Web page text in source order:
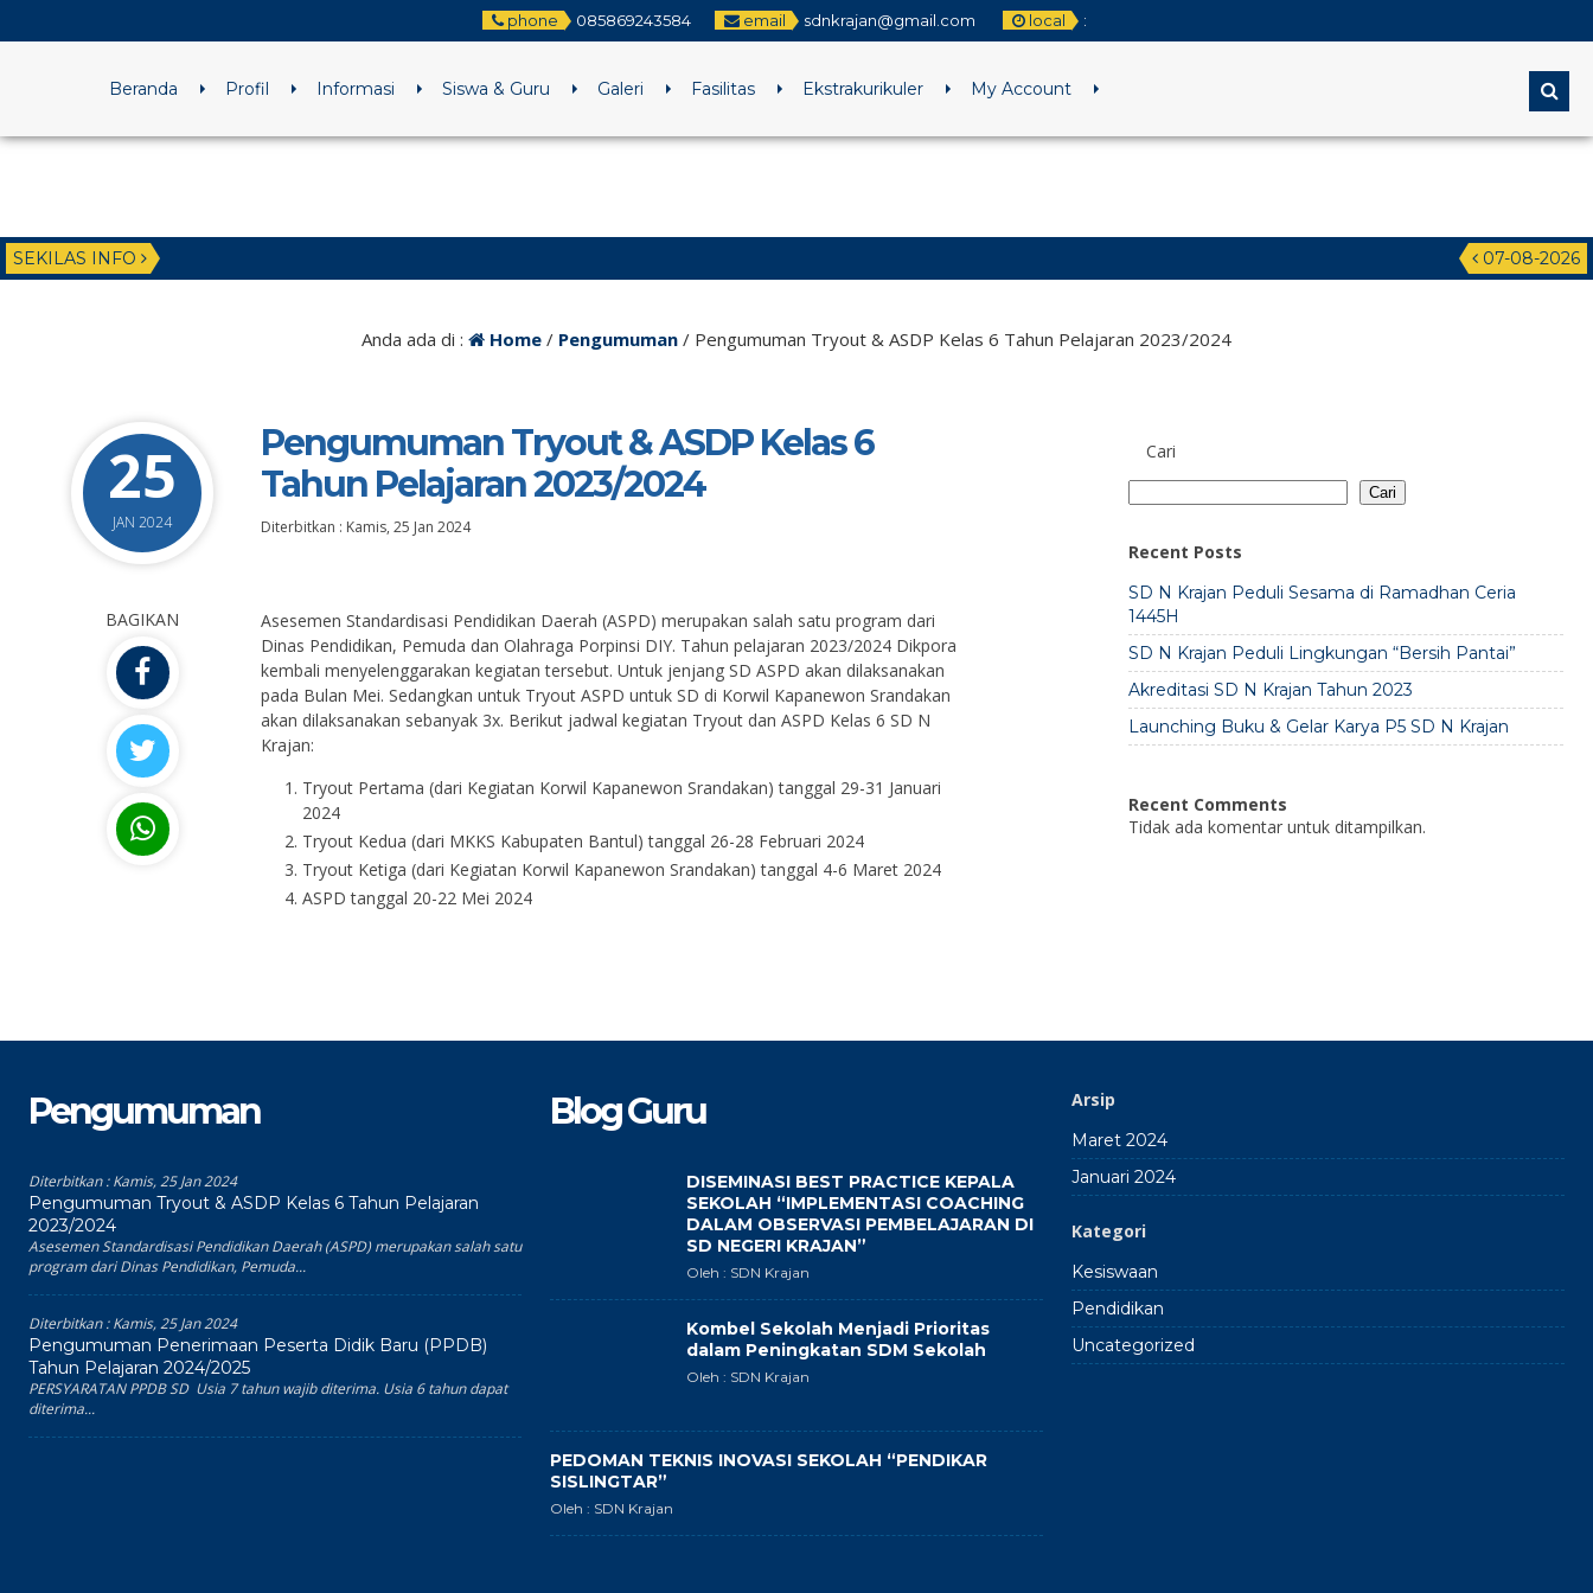
phone 085869243584 email sdnkrajan@gmail.com local :
Beranda Profil Informasi Siswa & Guru Galeri Fasilitas Ekstrakurikuler My Account
SEKILAS INFO 07-08-2026
Anda ada di : Home / Pengumuman / Pengumuman Tryout & ASDP Kelas 6 Tahun Pelajaran 2023/2024
25
JAN 2024
Pengumuman Tryout & ASDP Kelas 6
Tahun Pelajaran 2023/2024
Diterbitkan : Kamis, 25 Jan 2024
BAGIKAN
Asesemen Standardisasi Pendidikan Daerah (ASPD) merupakan salah satu program dari
Dinas Pendidikan, Pemuda dan Olahraga Porpinsi DIY. Tahun pelajaran 2023/2024 Dikpora
kembali menyelenggarakan kegiatan tersebut. Untuk jenjang SD ASPD akan dilaksanakan
pada Bulan Mei. Sedangkan untuk Tryout ASPD untuk SD di Korwil Kapanewon Srandakan
akan dilaksanakan sebanyak 3x. Berikut jadwal kegiatan Tryout dan ASPD Kelas 6 SD N
Krajan:
Tryout Pertama (dari Kegiatan Korwil Kapanewon Srandakan) tanggal 29-31 Januari
2024
Tryout Kedua (dari MKKS Kabupaten Bantul) tanggal 26-28 Februari 2024
Tryout Ketiga (dari Kegiatan Korwil Kapanewon Srandakan) tanggal 4-6 Maret 2024
ASPD tanggal 20-22 Mei 2024
Cari
Cari
Recent Posts
SD N Krajan Peduli Sesama di Ramadhan Ceria
1445H
SD N Krajan Peduli Lingkungan “Bersih Pantai”
Akreditasi SD N Krajan Tahun 2023
Launching Buku & Gelar Karya P5 SD N Krajan
Recent Comments
Tidak ada komentar untuk ditampilkan.
Pengumuman
Diterbitkan :Kamis, 25 Jan 2024
Pengumuman Tryout & ASDP Kelas 6 Tahun Pelajaran
2023/2024
Asesemen Standardisasi Pendidikan Daerah (ASPD) merupakan salah satu
program dari Dinas Pendidikan, Pemuda...
Diterbitkan :Kamis, 25 Jan 2024
Pengumuman Penerimaan Peserta Didik Baru (PPDB)
Tahun Pelajaran 2024/2025
PERSYARATAN PPDB SD Usia 7 tahun wajib diterima. Usia 6 tahun dapat
diterima...
Blog Guru
DISEMINASI BEST PRACTICE KEPALA
SEKOLAH “IMPLEMENTASI COACHING
DALAM OBSERVASI PEMBELAJARAN DI
SD NEGERI KRAJAN”
Oleh : SDN Krajan
Kombel Sekolah Menjadi Prioritas
dalam Peningkatan SDM Sekolah
Oleh : SDN Krajan
PEDOMAN TEKNIS INOVASI SEKOLAH “PENDIKAR
SISLINGTAR”
Oleh : SDN Krajan
Arsip
Maret 2024
Januari 2024
Kategori
Kesiswaan
Pendidikan
Uncategorized